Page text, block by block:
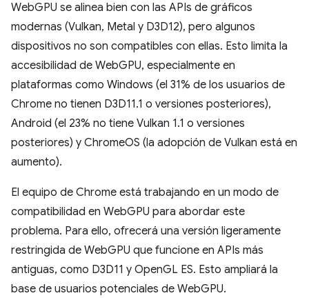
WebGPU se alinea bien con las APIs de gráficos
modernas (Vulkan, Metal y D3D12), pero algunos
dispositivos no son compatibles con ellas. Esto limita la
accesibilidad de WebGPU, especialmente en
plataformas como Windows (el 31% de los usuarios de
Chrome no tienen D3D11.1 o versiones posteriores),
Android (el 23% no tiene Vulkan 1.1 o versiones
posteriores) y ChromeOS (la adopción de Vulkan está en
aumento).
El equipo de Chrome está trabajando en un modo de
compatibilidad en WebGPU para abordar este
problema. Para ello, ofrecerá una versión ligeramente
restringida de WebGPU que funcione en APIs más
antiguas, como D3D11 y OpenGL ES. Esto ampliará la
base de usuarios potenciales de WebGPU.